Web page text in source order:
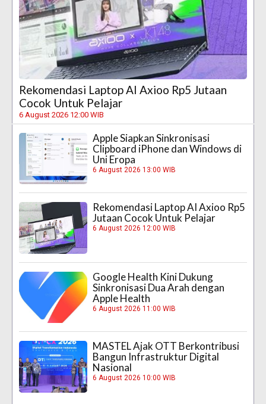
Rekomendasi Laptop AI Axioo Rp5 Jutaan
Cocok Untuk Pelajar
6 August 2026 12:00 WIB
Apple Siapkan Sinkronisasi
Clipboard iPhone dan Windows di
Uni Eropa
6 August 2026 13:00 WIB
Rekomendasi Laptop AI Axioo Rp5
Jutaan Cocok Untuk Pelajar
6 August 2026 12:00 WIB
Google Health Kini Dukung
Sinkronisasi Dua Arah dengan
Apple Health
6 August 2026 11:00 WIB
MASTEL Ajak OTT Berkontribusi
Bangun Infrastruktur Digital
Nasional
6 August 2026 10:00 WIB